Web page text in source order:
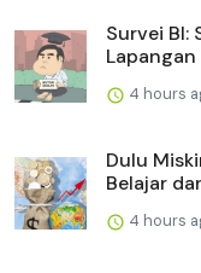
Survei BI:
Lapangan
4 hours
Dulu
Belajar
4 hours